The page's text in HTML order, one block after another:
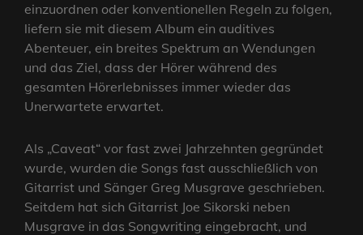
einzuordnen oder konventionellen Regeln zu folgen,
liefern sie mit diesem Album ein auditives
Abenteuer, ein breites Spektrum an Wendungen
und das Ziel, dass der Hörer während des
gesamten Hörerlebnisses immer wieder das
Unerwartete erwartet.
Als „Caveat“ vor fast zwei Jahrzehnten gegründet
wurde, wurden die Songs fast ausschließlich von
Gitarrist und Sänger Greg Musgrave geschrieben.
Seitdem hat sich Gitarrist Joe Sikorski neben
Musgrave in das Songwriting eingebracht, und